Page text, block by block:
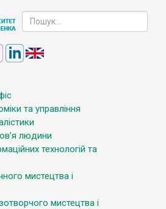
та управління
людини
технологій та
мистецтва і
мистецтва і